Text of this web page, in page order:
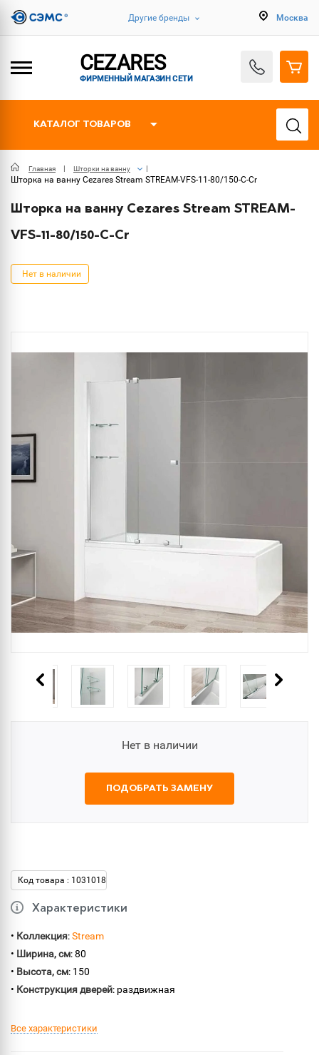
Другие бренды Москва
CEZARES
ФИРМЕННЫЙ МАГАЗИН СЕТИ
КАТАЛОГ ТОВАРОВ
Главная Шторки на ванну
Шторка на ванну Cezares Stream STREAM-VFS-11-80/150-C-Cr
Шторка на ванну Cezares Stream STREAM-
VFS-11-80/150-C-Cr
Нет в наличии
Нет в наличии
ПОДОБРАТЬ ЗАМЕНУ
Код товара : 1031018
Характеристики
• Коллекция:Stream
• Ширина, см: 80
• Высота, см: 150
• Конструкция дверей: раздвижная
Все характеристики